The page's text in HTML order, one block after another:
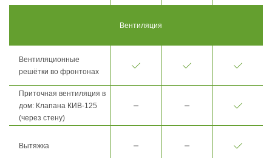
Вентиляция
Вентиляционные
решётки во фронтонах
Приточная вентиляция в
дом: Клапана КИВ-125
(через стену)
Вытяжка